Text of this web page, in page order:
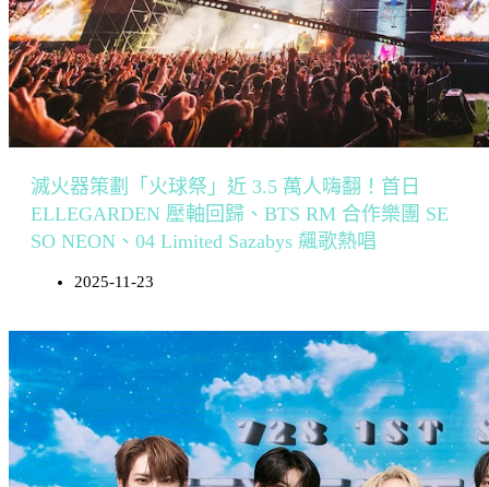
滅火器策劃「火球祭」近 3.5 萬人嗨翻！首日
ELLEGARDEN 壓軸回歸、BTS RM 合作樂團 SE
SO NEON、04 Limited Sazabys 飆歌熱唱
2025-11-23